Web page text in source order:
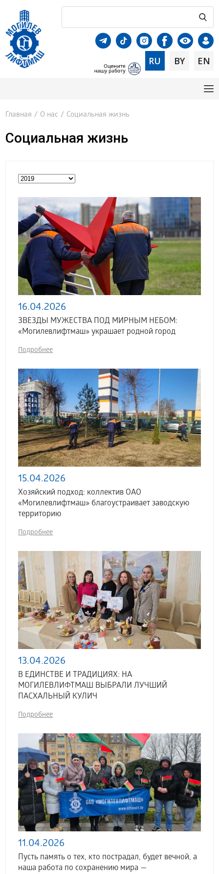
RU BY EN
Главная / О нас / Социальная жизнь
Социальная жизнь
16.04.2026
ЗВЕЗДЫ МУЖЕСТВА ПОД МИРНЫМ НЕБОМ:
«Могилевлифтмаш» украшает родной город
Подробнее
15.04.2026
Хозяйский подход: коллектив ОАО
«Могилевлифтмаш» благоустраивает заводскую
территорию
Подробнее
13.04.2026
В ЕДИНСТВЕ И ТРАДИЦИЯХ: НА
МОГИЛЕВЛИФТМАШ ВЫБРАЛИ ЛУЧШИЙ
ПАСХАЛЬНЫЙ КУЛИЧ
Подробнее
11.04.2026
Пусть память о тех, кто пострадал, будет вечной, а
наша работа по сохранению мира —